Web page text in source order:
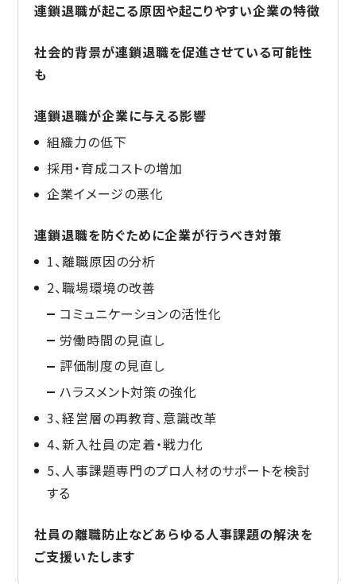
連鎖退職が起こる原因や起こりやすい企業の特徴
社会的背景が連鎖退職を促進させている可能性
も
連鎖退職が企業に与える影響
組織力の低下
採用・育成コストの増加
企業イメージの悪化
連鎖退職を防ぐために企業が行うべき対策
1、離職原因の分析
2、職場環境の改善
コミュニケーションの活性化
労働時間の見直し
評価制度の見直し
ハラスメント対策の強化
3、経営層の再教育、意識改革
4、新入社員の定着・戦力化
5、人事課題専門のプロ人材のサポートを検討
する
社員の離職防止などあらゆる人事課題の解決を
ご支援いたします